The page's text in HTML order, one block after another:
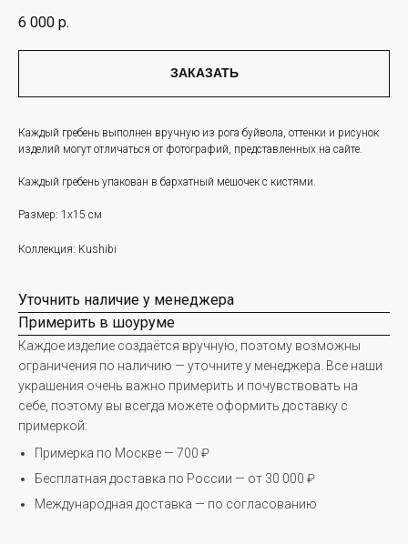
6 000 р.
ЗАКАЗАТЬ
Каждый гребень выполнен вручную из рога буйвола, оттенки и рисунок
изделий могут отличаться от фотографий, представленных на сайте.
Каждый гребень упакован в бархатный мешочек с кистями.
Размер: 1х15 см
Коллекция: Kushibi
Уточнить наличие у менеджера
Примерить в шоуруме
Каждое изделие создаётся вручную, поэтому возможны
ограничения по наличию — уточните у менеджера. Все наши
украшения очень важно примерить и почувствовать на
себе, поэтому вы всегда можете оформить доставку с
примеркой:
Примерка по Москве — 700 ₽
Бесплатная доставка по России — от 30 000 ₽
Международная доставка — по согласованию
Почта - info@leratreyger.com
PR - pr@leratreyger.com
+7 926 264 15 86
ИП Трейгер Валерия Евгеньевна